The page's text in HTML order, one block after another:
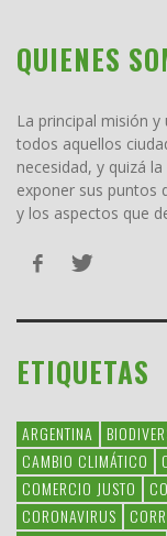
QUIENES
La principal misión
todos aquellos
necesidad, y quizá
exponer sus puntos
y los aspectos que
ETIQUETAS
ARGENTINA
CAMBIO CLIMÁTICO
COMERCIO JUSTO
CORONAVIRUS